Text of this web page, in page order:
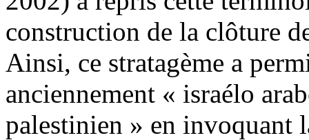
construction de la clôture
Ainsi, ce stratagème a
anciennement « israélo
palestinien » en invoquant